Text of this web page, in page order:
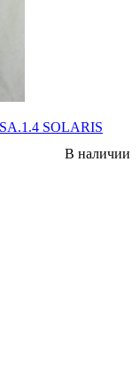
SOLARIS
В наличии